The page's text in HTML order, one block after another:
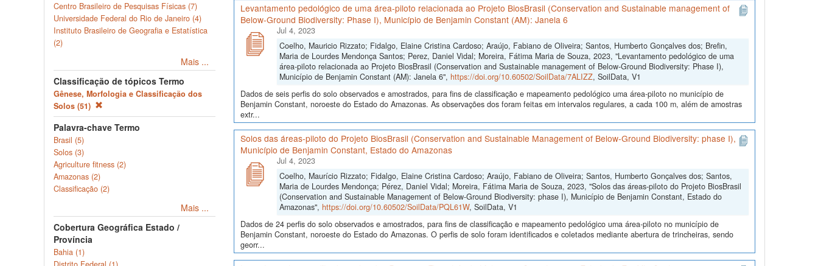
Centro Brasileiro de Pesquisas Físicas (7)
Universidade Federal do Rio de Janeiro (4)
Instituto Brasileiro de Geografia e Estatística
(2)
Mais ...
Classificação de tópicos Termo
Gênese, Morfologia e Classificação dos
Solos (51)
Palavra-chave Termo
Brasil (5)
Solos (3)
Agriculture fitness (2)
Amazonas (2)
Classificação (2)
Mais ...
Cobertura Geográfica Estado /
Província
Bahia (1)
Levantamento pedológico de uma área-piloto relacionada ao Projeto BiosBrasil (Conservation and Sustainable management of
Below-Ground Biodiversity: Phase I), Município de Benjamin Constant (AM): Janela 6
Jul 4, 2023
Coelho, Mauricio Rizzato; Fidalgo, Elaine Cristina Cardoso; Araújo, Fabiano de Oliveira; Santos, Humberto Gonçalves dos; Brefin,
Maria de Lourdes Mendonça Santos; Perez, Daniel Vidal; Moreira, Fátima Maria de Souza, 2023, "Levantamento pedológico de uma
área-piloto relacionada ao Projeto BiosBrasil (Conservation and Sustainable management of Below-Ground Biodiversity: Phase I),
Município de Benjamin Constant (AM): Janela 6", https://doi.org/10.60502/SoilData/7ALIZZ, SoilData, V1
Dados de seis perfis do solo observados e amostrados, para fins de classificação e mapeamento pedológico uma área-piloto no município de
Benjamin Constant, noroeste do Estado do Amazonas. As observações dos foram feitas em intervalos regulares, a cada 100 m, além de amostras
extr...
Solos das áreas-piloto do Projeto BiosBrasil (Conservation and Sustainable Management of Below-Ground Biodiversity: phase I),
Município de Benjamin Constant, Estado do Amazonas
Jul 4, 2023
Coelho, Maurício Rizzato; Fidalgo, Elaine Cristina Cardoso; Araújo, Fabiano de Oliveira; Santos, Humberto Gonçalves dos; Santos,
Maria de Lourdes Mendonça; Pérez, Daniel Vidal; Moreira, Fátima Maria de Souza, 2023, "Solos das áreas-piloto do Projeto BiosBrasil
(Conservation and Sustainable Management of Below-Ground Biodiversity: phase I), Município de Benjamin Constant, Estado do
Amazonas", https://doi.org/10.60502/SoilData/PQL61W, SoilData, V1
Dados de 24 perfis do solo observados e amostrados, para fins de classificação e mapeamento pedológico uma área-piloto no município de
Benjamin Constant, noroeste do Estado do Amazonas. O perfis de solo foram identificados e coletados mediante abertura de trincheiras, sendo
georr...